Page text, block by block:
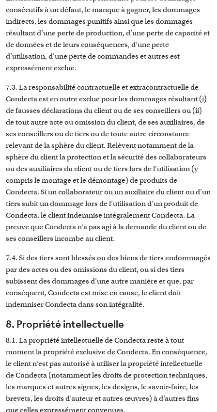
consécutifs à un défaut, le manque à gagner, les dommages
indirects, les dommages punitifs ainsi que les dommages
résultant d’une perte de production, d’une perte de capacité et
de données et de leurs conséquences, d’une perte
d’utilisation, d’une perte de commandes et autres est
expressément exclue.
7.3. La responsabilité contractuelle et extracontractuelle de
Condecta est en outre exclue pour les dommages résultant (i)
de fausses déclarations du client ou de ses conseillers ou (ii)
de tout autre acte ou omission du client, de ses auxiliaires, de
ses conseillers ou de tiers ou de toute autre circonstance
relevant de la sphère du client. Relèvent notamment de la
sphère du client la protection et la sécurité des collaborateurs
ou des auxiliaires du client ou de tiers lors de l’utilisation (y
compris le montage et le démontage) de produits de
Condecta. Si un collaborateur ou un auxiliaire du client ou d’un
tiers subit un dommage lors de l’utilisation d’un produit de
Condecta, le client indemnise intégralement Condecta. La
preuve que Condecta n’a pas agi à la demande du client ou de
ses conseillers incombe au client.
7.4. Si des tiers sont blessés ou des biens de tiers endommagés
par des actes ou des omissions du client, ou si des tiers
subissent des dommages d’une autre manière et que, par
conséquent, Condecta est mise en cause, le client doit
indemniser Condecta dans son intégralité.
8. Propriété intellectuelle
8.1. La propriété intellectuelle de Condecta reste à tout
moment la propriété exclusive de Condecta. En conséquence,
le client n’est pas autorisé à utiliser la propriété intellectuelle
de Condecta (notamment les droits de protection techniques,
les marques et autres signes, les designs, le savoir-faire, les
brevets, les droits d’auteur et autres œuvres) à d’autres fins
que celles expressément convenues.